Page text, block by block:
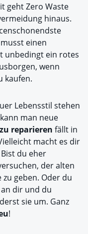
geht Zero Waste
hinaus.
einen
unbedingt ein rotes
wenn
kaufen.
Lebensstil stehen
man neue
reparieren fällt in
macht es dir
du eher
der alten
geben. Oder du
dir und du
sie um. Ganz
!